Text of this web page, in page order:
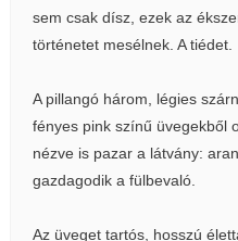
sem csak dísz, ezek az
történetet mesélnek. A tiédet.
A pillangó három, légies
fényes pink színű üvegekből
nézve is pazar a látvány:
gazdagodik a fülbevaló.
Az üveget tartós, hosszú